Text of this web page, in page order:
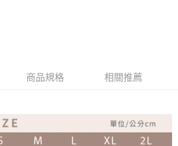
商品規格 相關推薦